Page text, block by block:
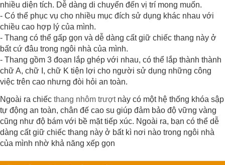
nhiều diện tích. Dễ dàng di chuyển đến vị trí mong muốn.
- Có thể phục vụ cho nhiều mục đích sử dụng khác nhau với
chiều cao hợp lý của mình.
- Thang có thể gấp gọn và dễ dàng cất giữ chiếc thang này ở
bất cứ đâu trong ngôi nhà của mình.
- Thang gồm 3 đoạn lắp ghép với nhau, có thể lắp thành thành
chữ A, chữ I, chữ K tiện lợi cho người sử dụng những công
việc trên cao nhưng đòi hỏi an toàn.
Ngoài ra chiếc thang nhôm trượtnày có một hệ thống khóa sập
tự động an toàn, chân đế cao su giúp đảm bảo độ vững vàng
cũng như độ bám với bề mặt tiếp xúc. Ngoài ra, bạn có thể dễ
dàng cất giữ chiếc thang này ở bất kì nơi nào trong ngôi nhà
của mình nhờ khả năng xếp gọn